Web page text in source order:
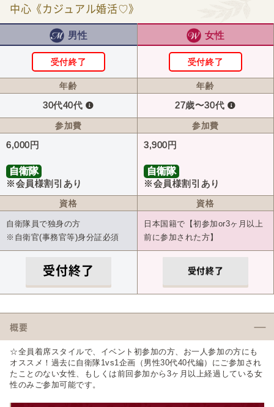
中心《カジュアル婚活♡》
男性
受付終了
年齢
30代40代
参加費
6,000円
自衛隊
※会員様割引あり
資格
自衛隊員で独身の方
※自衛官(事務官等)身分証必須
受付終了
女性
受付終了
年齢
27歳〜30代
参加費
3,900円
自衛隊
※会員様割引あり
資格
日本国籍で【初参加or3ヶ月以上
前に参加された方】
受付終了
概要
☆全員着席スタイルで、イベント初参加の方、お一人参加の方にも
オススメ！過去に自衛隊1vs1企画（男性30代40代編）にご参加され
たことのない女性、もしくは前回参加から3ヶ月以上経過している女
性のみご参加可能です。